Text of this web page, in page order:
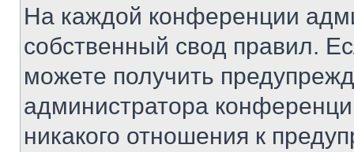
На каждой конференции
собственный свод правил.
можете получить
администратора
никакого отношения к